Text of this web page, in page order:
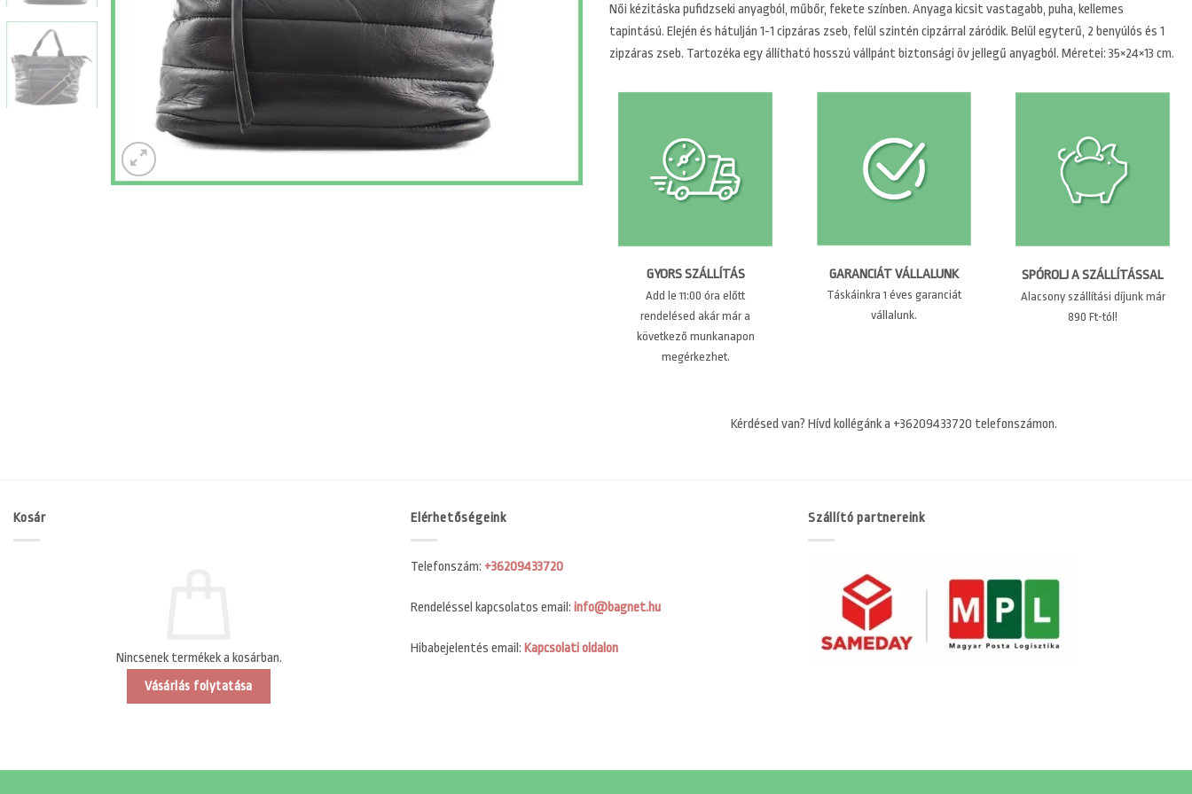
Női kézitáska pufidzseki anyagból, műbőr, fekete színben. Anyaga kicsit vastagabb, puha, kellemes
tapintású. Elején és hátulján 1-1 cipzáras zseb, felül szintén cipzárral záródik. Belül egyterű, 2 benyúlós és 1
zipzáras zseb. Tartozéka egy állítható hosszú vállpánt biztonsági öv jellegű anyagból. Méretei: 35×24×13 cm.
GYORS SZÁLLÍTÁS
Add le 11:00 óra előtt
rendelésed akár már a
következő munkanapon
megérkezhet.
GARANCIÁT VÁLLALUNK
Táskáinkra 1 éves garanciát
vállalunk.
SPÓROLJ A SZÁLLÍTÁSSAL
Alacsony szállítási díjunk már
890 Ft-tól!
Kérdésed van? Hívd kollégánk a +36209433720 telefonszámon.
Kosár
Nincsenek termékek a kosárban.
Vásárlás folytatása
Elérhetőségeink
Telefonszám: +36209433720
Rendeléssel kapcsolatos email: info@bagnet.hu
Hibabejelentés email: Kapcsolati oldalon
Szállító partnereink